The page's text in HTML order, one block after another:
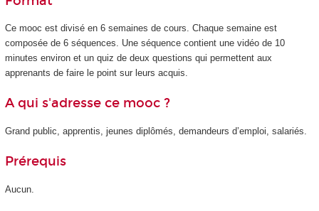
Ce mooc est divisé en 6 semaines de cours. Chaque semaine est
composée de 6 séquences. Une séquence contient une vidéo de 10
minutes environ et un quiz de deux questions qui permettent aux
apprenants de faire le point sur leurs acquis.
A qui s'adresse ce mooc ?
Grand public, apprentis , jeunes diplômés, demandeurs d’emploi, salariés.
Prérequis
Aucun.